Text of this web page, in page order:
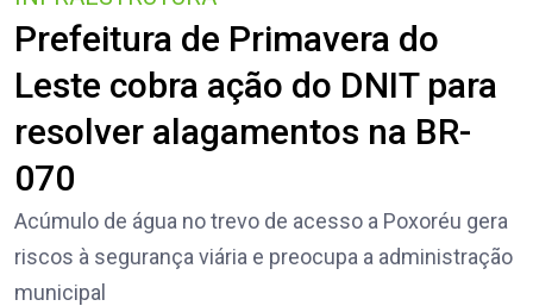
Prefeitura de Primavera do
Leste cobra ação do DNIT para
resolver alagamentos na BR-
070
Acúmulo de água no trevo de acesso a Poxoréu gera
riscos à segurança viária e preocupa a administração
municipal